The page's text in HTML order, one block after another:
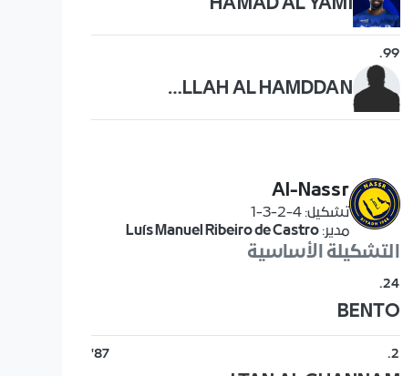
99
.
ABDULLAH AL HAMDDAN
Al-Nassr
تشكيل:
4-2-3-1
مدير:
Luís Manuel Ribeiro de Castro
التشكيلة الأساسية
24
.
BENTO
2
.
87'